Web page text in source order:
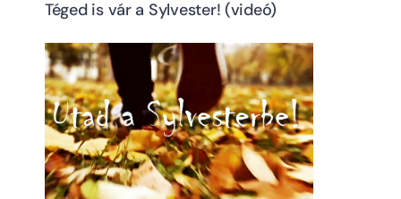
Téged is vár a Sylvester! (videó)